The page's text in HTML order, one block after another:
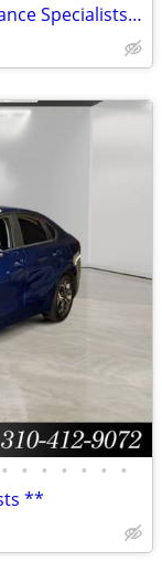
2020 Tesla Model X Long Range ** Finance Specialists **
• • • • • • •
**